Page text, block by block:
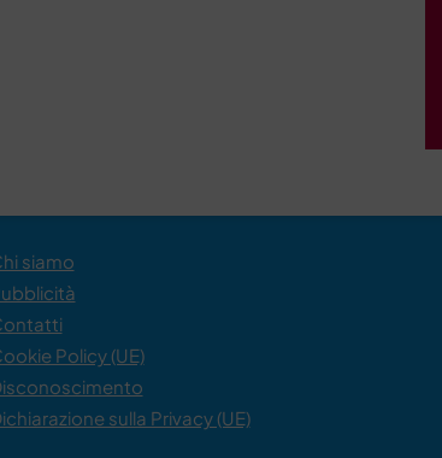
siamo
Policy (UE)
sulla Privacy (UE)